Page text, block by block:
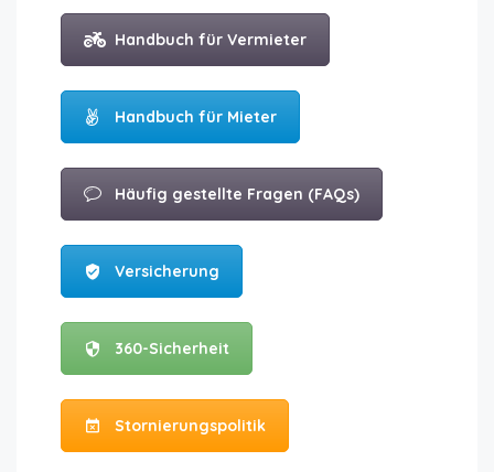
Handbuch für Vermieter
Handbuch für Mieter
Häufig gestellte Fragen (FAQs)
Versicherung
360-Sicherheit
Stornierungspolitik